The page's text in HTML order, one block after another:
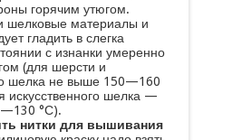
горячим утюгом.
шелковые материалы и
гладить в слегка
с изнанки умеренно
(для шерсти и
шелка не выше 150—160
искусственного шелка —
°С).
нитки для вышивания